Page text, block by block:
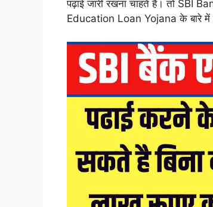
पढ़ाई जारी रखना चाहते हैं। तो SBI
Education Loan Yojana के बारे में